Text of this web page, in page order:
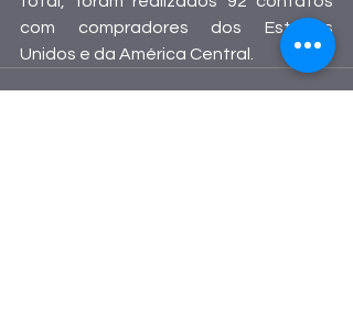
com compradores dos Estados
Unidos e da América Central.